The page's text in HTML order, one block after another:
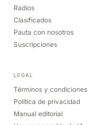
Radios
Clasificados
Pauta con nosotros
Suscripciones
LEGAL
Términos y condiciones
Política de privacidad
Manual editorial